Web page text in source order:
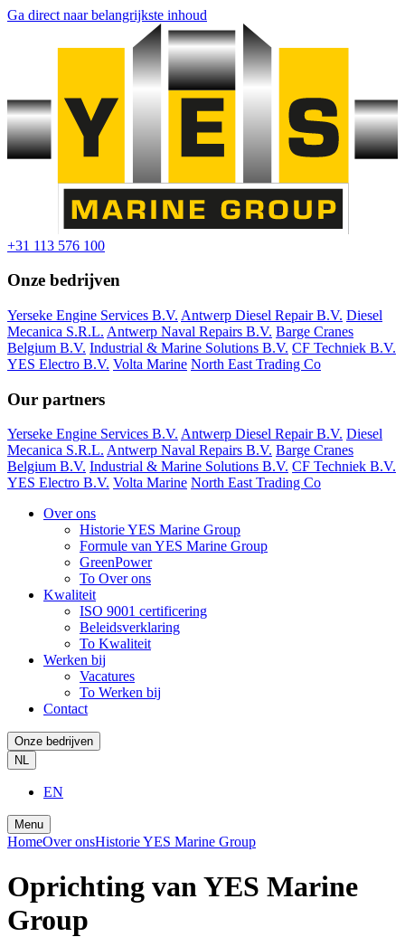
Ga direct naar belangrijkste inhoud
+31 113 576 100
Onze bedrijven
Yerseke Engine Services B.V. Antwerp Diesel Repair B.V. Diesel
Mecanica S.R.L. Antwerp Naval Repairs B.V. Barge Cranes
Belgium B.V. Industrial & Marine Solutions B.V. CF Techniek B.V.
YES Electro B.V. Volta Marine North East Trading Co
Our partners
Yerseke Engine Services B.V. Antwerp Diesel Repair B.V. Diesel
Mecanica S.R.L. Antwerp Naval Repairs B.V. Barge Cranes
Belgium B.V. Industrial & Marine Solutions B.V. CF Techniek B.V.
YES Electro B.V. Volta Marine North East Trading Co
Over ons
Historie YES Marine Group
Formule van YES Marine Group
GreenPower
To Over ons
Kwaliteit
ISO 9001 certificering
Beleidsverklaring
To Kwaliteit
Werken bij
Vacatures
To Werken bij
Contact
Onze bedrijven
NL
EN
Menu
HomeOver onsHistorie YES Marine Group
Oprichting van YES Marine
Group